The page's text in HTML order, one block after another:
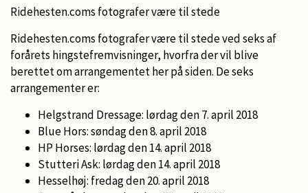
Ridehesten.coms fotografer være til stede
Ridehesten.coms fotografer være til stede ved seks af
forårets hingstefremvisninger, hvorfra der vil blive
berettet om arrangementet her på siden. De seks
arrangementer er:
Helgstrand Dressage: lørdag den 7. april 2018
Blue Hors: søndag den 8. april 2018
HP Horses: lørdag den 14. april 2018
Stutteri Ask: lørdag den 14. april 2018
Hesselhøj: fredag den 20. april 2018